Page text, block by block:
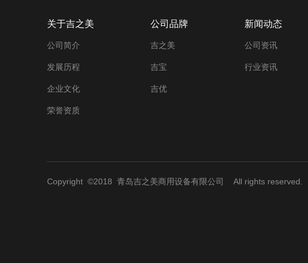
关于吉之美
公司简介
发展历程
企业文化
荣誉资质
公司品牌
吉之美
吉宝
吉优
新闻动态
公司资讯
行业资讯
Copyright ©2018 青岛吉之美商用设备有限公司 All rights reserved.